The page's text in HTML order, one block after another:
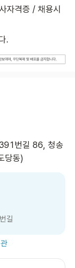
자격증 / 채용시
.
번길 86, 청송
당동)
길